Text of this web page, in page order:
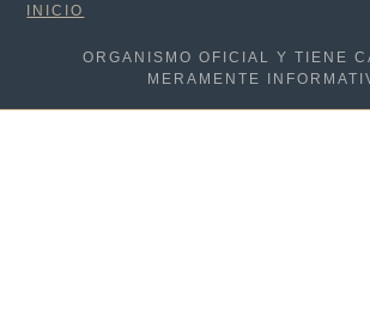
INICIO
ORGANISMO OFICIAL Y TIENE
MERAMENTE